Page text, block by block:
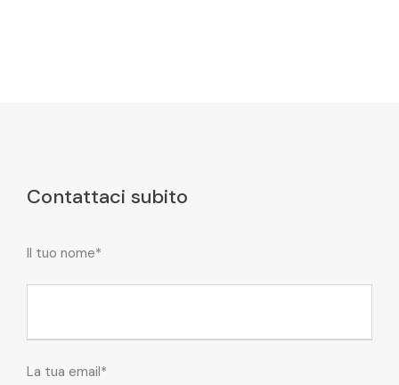
Contattaci subito
Il tuo nome*
La tua email*